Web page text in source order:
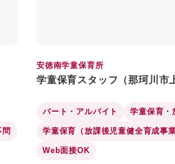
問
安徳南学童保育所
学童保育スタッフ（那珂川市
パート・アルバイト 学童保育・
学童保育（放課後児童健全育成事業
Web面接OK